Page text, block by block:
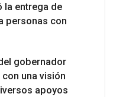
la entrega de
personas con
gobernador
una visión
apoyos